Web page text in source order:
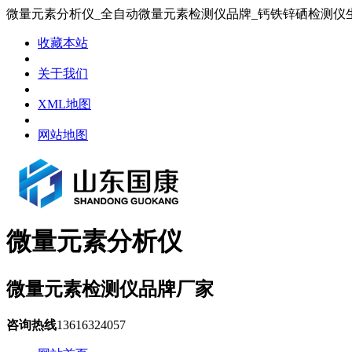
微量元素分析仪_全自动微量元素检测仪品牌_钙铁锌硒检测仪
收藏本站
关于我们
XML地图
网站地图
微量元素分析仪
微量元素检测仪品牌厂家
咨询热线13616324057